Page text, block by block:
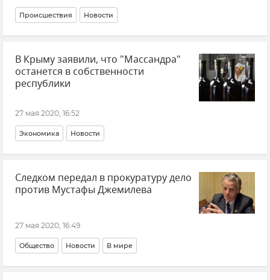
Происшествия Новости
В Крыму заявили, что "Массандра"
останется в собственности
республики
27 мая 2020, 16:52
Экономика Новости
Следком передал в прокуратуру дело
против Мустафы Джемилева
27 мая 2020, 16:49
Общество Новости В мире